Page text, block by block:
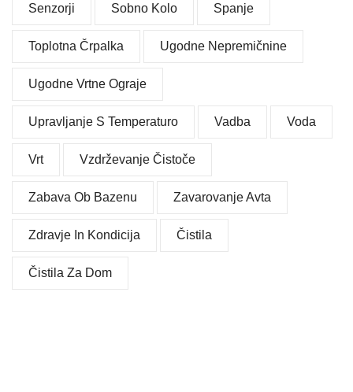
Senzorji Sobno Kolo Spanje
Toplotna Črpalka Ugodne Nepremičnine
Ugodne Vrtne Ograje
Upravljanje S Temperaturo Vadba Voda
Vrt Vzdrževanje Čistoče
Zabava Ob Bazenu Zavarovanje Avta
Zdravje In Kondicija Čistila
Čistila Za Dom